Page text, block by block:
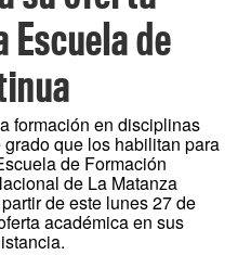
Escuela de
formación en disciplinas
que los habilitan para
de Formación
de La Matanza
de este lunes 27 de
académica en sus